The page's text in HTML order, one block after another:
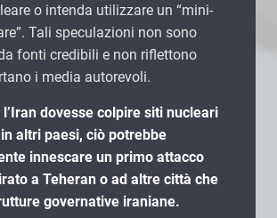
o intenda utilizzare un “mini-
Tali speculazioni non sono
fonti credibili e non riflettono
i media autorevoli.
dovesse colpire siti nucleari
altri paesi, ciò potrebbe
innescare un primo attacco
a Teheran o ad altre città che
governative iraniane.